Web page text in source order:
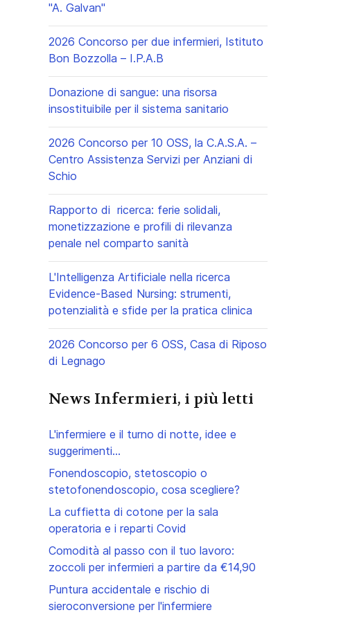
"A. Galvan"
2026 Concorso per due infermieri, Istituto
Bon Bozzolla – I.P.A.B
Donazione di sangue: una risorsa
insostituibile per il sistema sanitario
2026 Concorso per 10 OSS, la C.A.S.A. –
Centro Assistenza Servizi per Anziani di
Schio
Rapporto di ricerca: ferie solidali,
monetizzazione e profili di rilevanza
penale nel comparto sanità
L'Intelligenza Artificiale nella ricerca
Evidence-Based Nursing: strumenti,
potenzialità e sfide per la pratica clinica
2026 Concorso per 6 OSS, Casa di Riposo
di Legnago
News Infermieri, i più letti
L'infermiere e il turno di notte, idee e
suggerimenti...
Fonendoscopio, stetoscopio o
stetofonendoscopio, cosa scegliere?
La cuffietta di cotone per la sala
operatoria e i reparti Covid
Comodità al passo con il tuo lavoro:
zoccoli per infermieri a partire da €14,90
Puntura accidentale e rischio di
sieroconversione per l'infermiere